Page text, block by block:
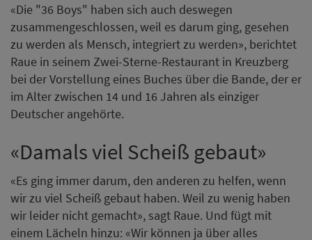
«Die "36 Boys" haben sich auch deswegen
zusammengeschlossen, weil es darum ging, gesehen
zu werden als Mensch, integriert zu werden», berichtet
Raue in seinem Zwei-Sterne-Restaurant in Kreuzberg
bei der Vorstellung eines Buches über die Bande, der er
im Alter zwischen 14 und 16 Jahren als einziger
Deutscher angehörte.
«Damals viel Scheiß gebaut»
«Es ging immer darum, den anderen zu helfen, wenn
wir zu viel Scheiß gebaut haben. Weil zu wenig haben
wir leider nicht gemacht», sagt Raue. Und fügt mit
einem Lächeln hinzu: «Wir können ja über alles